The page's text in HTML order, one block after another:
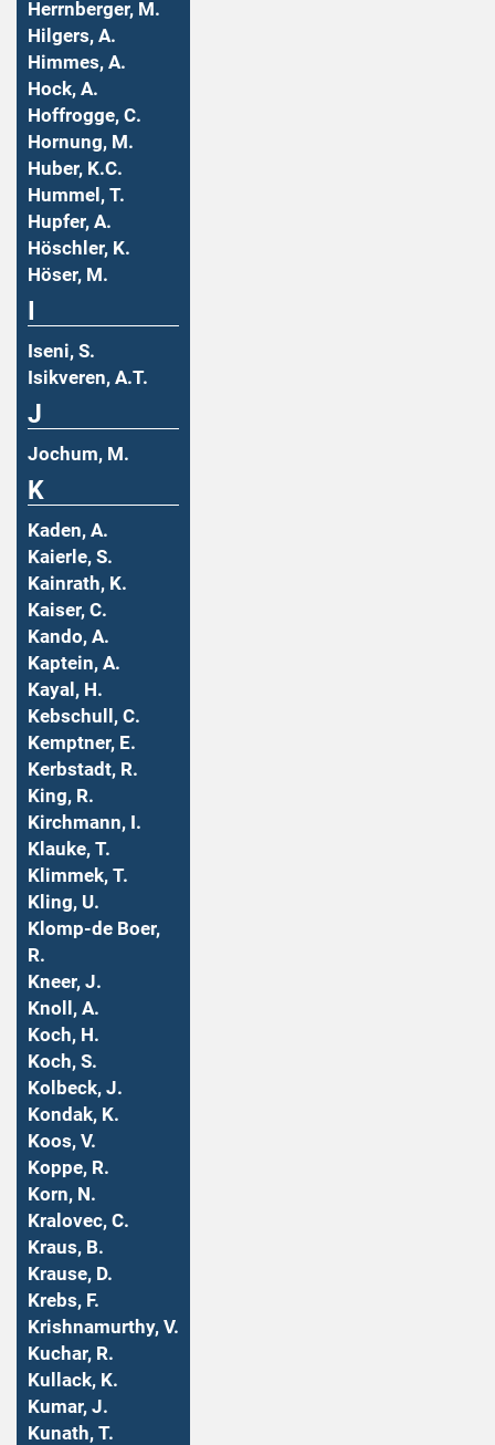
Herrnberger, M.
Hilgers, A.
Himmes, A.
Hock, A.
Hoffrogge, C.
Hornung, M.
Huber, K.C.
Hummel, T.
Hupfer, A.
Höschler, K.
Höser, M.
Iseni, S.
Isikveren, A.T.
J
Jochum, M.
K
Kaden, A.
Kaierle, S.
Kainrath, K.
Kaiser, C.
Kando, A.
Kaptein, A.
Kayal, H.
Kebschull, C.
Kemptner, E.
Kerbstadt, R.
King, R.
Kirchmann, I.
Klauke, T.
Klimmek, T.
Kling, U.
Klomp-de Boer,
R.
Kneer, J.
Knoll, A.
Koch, H.
Koch, S.
Kolbeck, J.
Kondak, K.
Koos, V.
Koppe, R.
Korn, N.
Kralovec, C.
Kraus, B.
Krause, D.
Krebs, F.
Krishnamurthy, V.
Kuchar, R.
Kullack, K.
Kumar, J.
Kunath, T.